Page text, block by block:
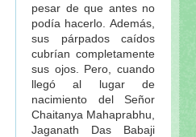
pesar de que antes no
podía hacerlo. Además,
sus párpados caídos
cubrían completamente
sus ojos. Pero, cuando
llegó al lugar de
nacimiento del Señor
Chaitanya Mahaprabhu,
Jaganath Das Babaji